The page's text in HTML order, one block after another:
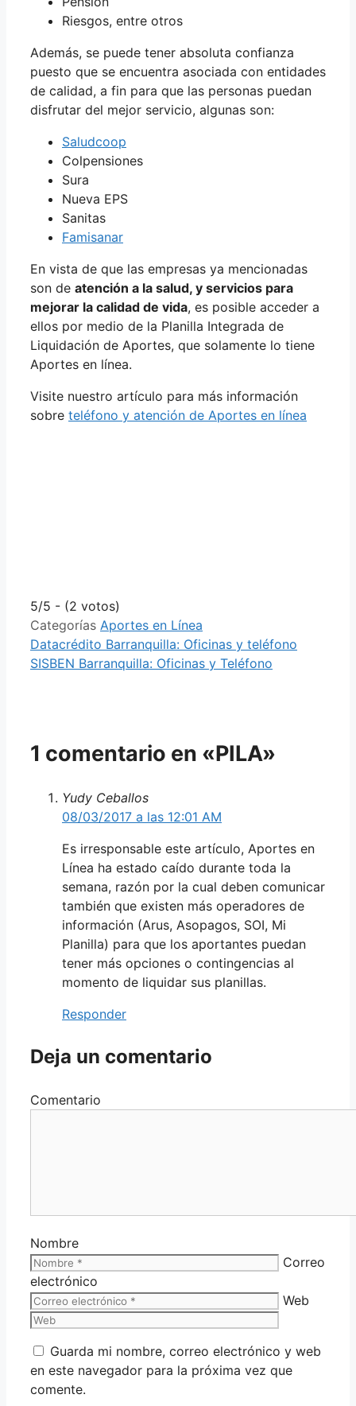
Riesgos, entre otros
Además, se puede tener absoluta confianza
puesto que se encuentra asociada con entidades
de calidad, a fin para que las personas puedan
disfrutar del mejor servicio, algunas son:
Saludcoop
Colpensiones
Sura
Nueva EPS
Sanitas
Famisanar
En vista de que las empresas ya mencionadas
son de atención a la salud, y servicios para
mejorar la calidad de vida, es posible acceder a
ellos por medio de la Planilla Integrada de
Liquidación de Aportes, que solamente lo tiene
Aportes en línea.
Visite nuestro artículo para más información
sobre teléfono y atención de Aportes en línea
5/5 - (2 votos)
Categorías Aportes en Línea
Datacrédito Barranquilla: Oficinas y teléfono
SISBEN Barranquilla: Oficinas y Teléfono
1 comentario en «PILA»
Yudy Ceballos
08/03/2017 a las 12:01 AM
Es irresponsable este artículo, Aportes en
Línea ha estado caído durante toda la
semana, razón por la cual deben comunicar
también que existen más operadores de
información (Arus, Asopagos, SOI, Mi
Planilla) para que los aportantes puedan
tener más opciones o contingencias al
momento de liquidar sus planillas.
Responder
Deja un comentario
Comentario
Nombre
Correo
electrónico
Web
Guarda mi nombre, correo electrónico y web
en este navegador para la próxima vez que
comente.